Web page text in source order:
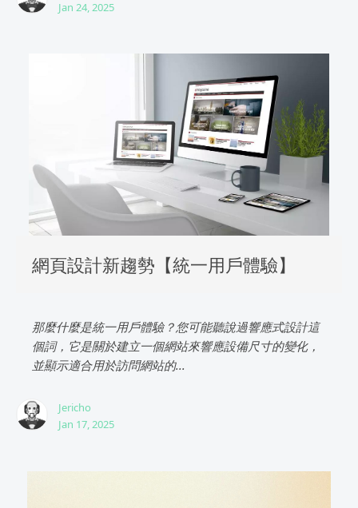
Jan 24, 2025
網頁設計新趨勢【統一用戶體驗】
那麼什麼是統一用戶體驗？您可能聽說過響應式設計這
個詞，它是關於建立一個網站來響應設備尺寸的變化，
並顯示適合用於訪問網站的...
Jericho
Jan 17, 2025